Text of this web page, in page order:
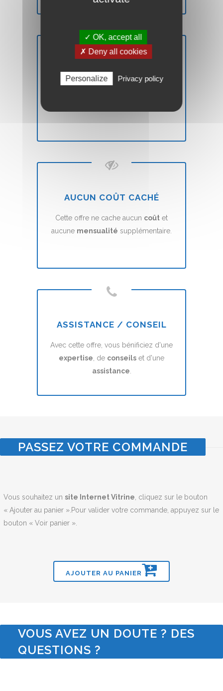
PROPRIÉTAIRE
AUCUN COÛT CACHÉ
Cette offre ne cache aucun coût et
aucune mensualité supplémentaire.
ASSISTANCE / CONSEIL
Avec cette offre, vous bénificiez d'une
expertise, de conseils et d'une
assistance.
PASSEZ VOTRE COMMANDE
Vous souhaitez un site Internet Vitrine, cliquez sur le bouton
« Ajouter au panier ».Pour valider votre commande, appuyez sur le
bouton « Voir panier ».
AJOUTER AU PANIER
VOUS AVEZ UN DOUTE ? DES
QUESTIONS ?
✓ OK, accept all
✗ Deny all cookies
Personalize Privacy policy